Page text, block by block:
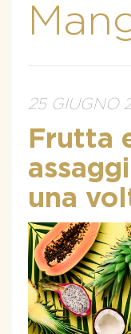
25 GIUGNO
Frutta
una